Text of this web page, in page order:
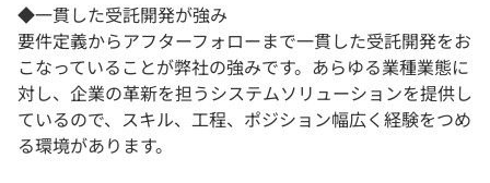
◆一貫した受託開発が強み
要件定義からアフターフォローまで一貫した受託開発をお
こなっていることが弊社の強みです。あらゆる業種業態に
対し、企業の革新を担うシステムソリューションを提供し
ているので、スキル、工程、ポジション幅広く経験をつめ
る環境があります。